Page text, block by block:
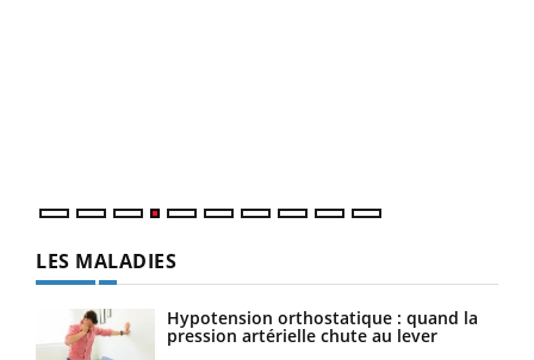
LES MALADIES
Hypotension orthostatique : quand la
pression artérielle chute au lever